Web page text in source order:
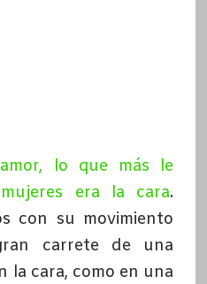
lo que más le
era la cara.
con su movimiento
carrete de una
la cara, como en una